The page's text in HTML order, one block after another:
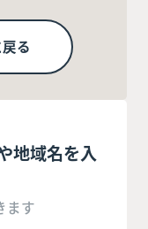
る
地域名を入
ます